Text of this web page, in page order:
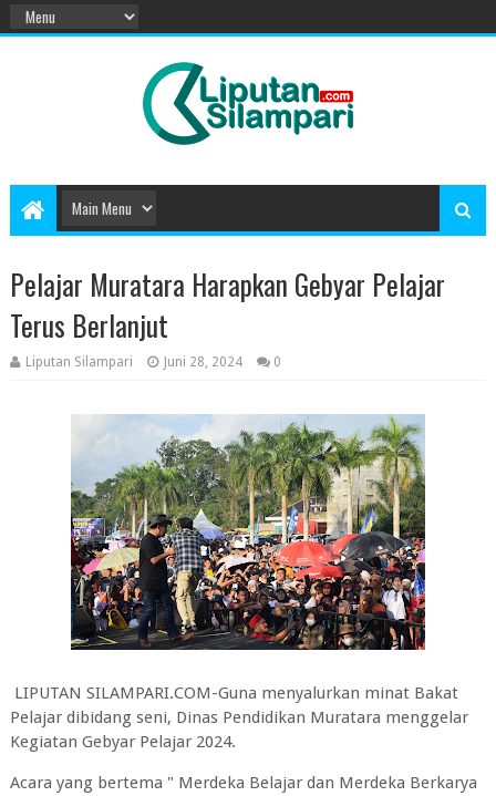
Pelajar Muratara Harapkan Gebyar Pelajar
Terus Berlanjut
Liputan Silampari Juni 28, 2024 0
LIPUTAN SILAMPARI.COM-Guna menyalurkan minat Bakat
Pelajar dibidang seni, Dinas Pendidikan Muratara menggelar
Kegiatan Gebyar Pelajar 2024.
Acara yang bertema " Merdeka Belajar dan Merdeka Berkarya